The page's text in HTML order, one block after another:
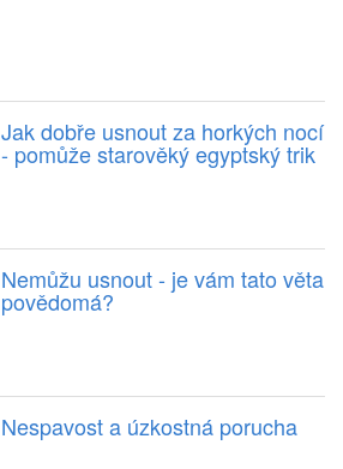
Jak dobře usnout za horkých nocí
- pomůže starověký egyptský trik
Nemůžu usnout - je vám tato věta
povědomá?
Nespavost a úzkostná porucha